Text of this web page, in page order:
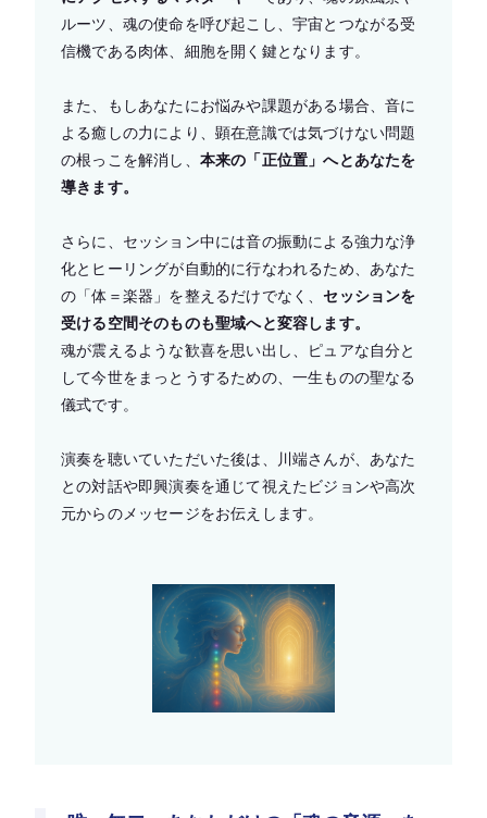
ルーツ、魂の使命を呼び起こし、宇宙とつながる受
信機である肉体、細胞を開く鍵となります。
また、もしあなたにお悩みや課題がある場合、音に
よる癒しの力により、顕在意識では気づけない問題
の根っこを解消し、 本来の「正位置」へとあなたを
導きます。
さらに、セッション中には音の振動による強力な浄
化とヒーリングが自動的に行なわれるため、あなた
の「体＝楽器」を整えるだけでなく、セッションを
受ける空間そのものも聖域へと変容します。
魂が震えるような歓喜を思い出し、ピュアな自分と
して今世をまっとうするための、一生ものの聖なる
儀式です。
演奏を聴いていただいた後は、川端さんが、あなた
との対話や即興演奏を通じて視えたビジョンや高次
元からのメッセージをお伝えします。